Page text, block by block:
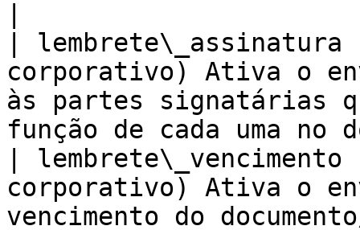
|
corporativo) Ativa o
às partes signatárias
função de cada uma no
|
corporativo) Ativa o
vencimento do